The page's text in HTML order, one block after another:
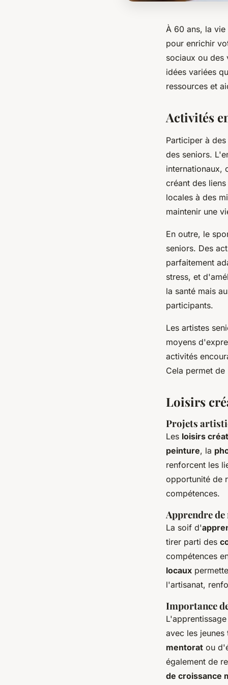
À 60 ans, la
pour enrichir
sociaux ou des
idées variées
ressources et
Activités
Participer à
des seniors.
internationaux,
créant des
locales à des
maintenir une
En outre, le
seniors. Des
parfaitement
stress, et
la santé mais
participants.
Les artistes
moyens
activités
Cela permet
Loisirs
Projets
Les loisirs
peinture, la
renforcent les
opportunité de
compétences.
Apprendre de
La soif d'
tirer parti des
compétences
locaux
l'artisanat,
Importance
avec les
mentorat ou
également de
de croissance